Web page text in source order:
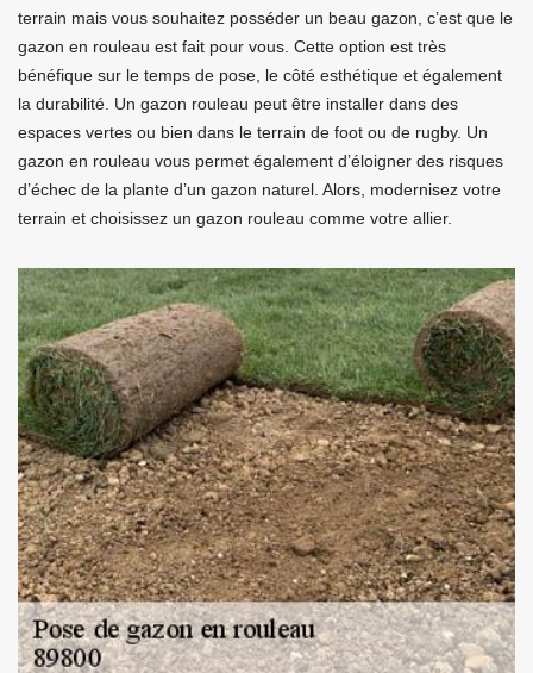
terrain mais vous souhaitez posséder un beau gazon, c’est que le
gazon en rouleau est fait pour vous. Cette option est très
bénéfique sur le temps de pose, le côté esthétique et également
la durabilité. Un gazon rouleau peut être installer dans des
espaces vertes ou bien dans le terrain de foot ou de rugby. Un
gazon en rouleau vous permet également d’éloigner des risques
d’échec de la plante d’un gazon naturel. Alors, modernisez votre
terrain et choisissez un gazon rouleau comme votre allier.